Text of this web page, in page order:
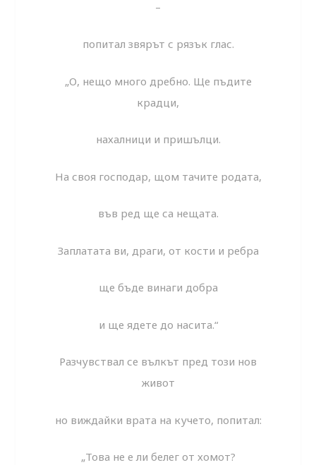
–
попитал звярът с рязък глас.
„О, нещо много дребно. Ще пъдите
крадци,
нахалници и пришълци.
На своя господар, щом тачите родата,
във ред ще са нещата.
Заплатата ви, драги, от кости и ребра
ще бъде винаги добра
и ще ядете до насита.“
Разчувствал се вълкът пред този нов
живот
но виждайки врата на кучето, попитал:
„Това не е ли белег от хомот?